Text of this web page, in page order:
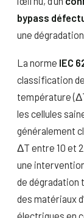
bypass
une
La norme IEC
classification
température
les cellules
généralement
ΔT entre 10 et
une
de
des matériaux
électriques en